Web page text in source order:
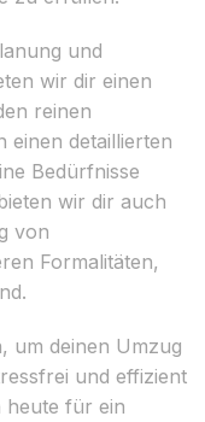
und
wir dir einen
reinen
einen detaillierten
Bedürfnisse
wir dir auch
von
Formalitäten,
um deinen Umzug
und effizient
heute für ein